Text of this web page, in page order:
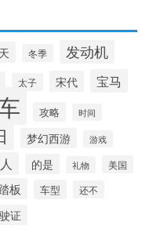
冬季 发动机
太子 宋代 宝马
攻略 时间
梦幻西游 游戏
的是 礼物 美国
板 车型 还不
证